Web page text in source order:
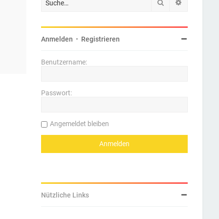
Suche
Anmelden • Registrieren
Benutzername:
Passwort:
Angemeldet bleiben
Nützliche Links